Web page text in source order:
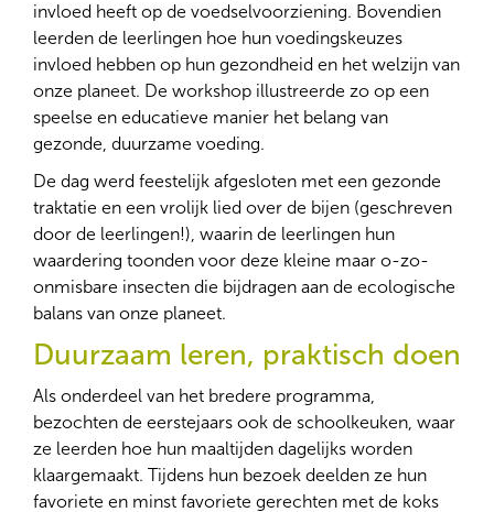
invloed heeft op de voedselvoorziening. Bovendien
leerden de leerlingen hoe hun voedingskeuzes
invloed hebben op hun gezondheid en het welzijn van
onze planeet. De workshop illustreerde zo op een
speelse en educatieve manier het belang van
gezonde, duurzame voeding.
De dag werd feestelijk afgesloten met een gezonde
traktatie en een vrolijk lied over de bijen (geschreven
door de leerlingen!), waarin de leerlingen hun
waardering toonden voor deze kleine maar o-zo-
onmisbare insecten die bijdragen aan de ecologische
balans van onze planeet.
Duurzaam leren, praktisch doen
Als onderdeel van het bredere programma,
bezochten de eerstejaars ook de schoolkeuken, waar
ze leerden hoe hun maaltijden dagelijks worden
klaargemaakt. Tijdens hun bezoek deelden ze hun
favoriete en minst favoriete gerechten met de koks